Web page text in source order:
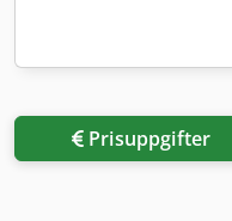
Prisuppgifter